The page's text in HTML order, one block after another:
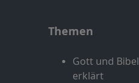
Themen
Gott und Bibel
erklärt